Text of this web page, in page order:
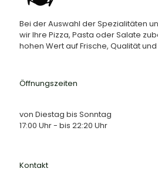
Bei der Auswahl der Spezialitäten
wir Ihre Pizza, Pasta oder Salate
hohen Wert auf Frische, Qualität
Öffnungszeiten
von Diestag bis Sonntag
17:00 Uhr - bis 22:20 Uhr
Kontakt